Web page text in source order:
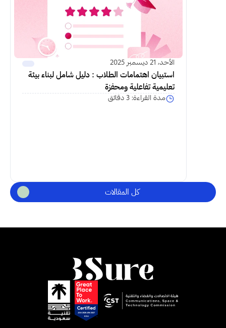
الأحد، 21 ديسمبر 2025
تعليمية تفاعلية ومحفزة
مدة القراءة: 3 دقائق
كل المقالات